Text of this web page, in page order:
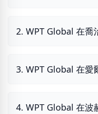
2. WPT Global 在喬
3. WPT Global 在愛
4. WPT Global 在波